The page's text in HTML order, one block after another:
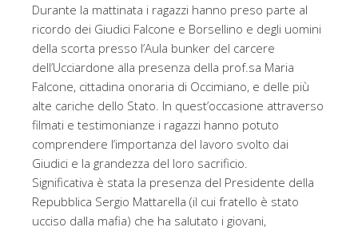
Durante la mattinata i ragazzi hanno preso parte al
ricordo dei Giudici Falcone e Borsellino e degli uomini
della scorta presso l’Aula bunker del carcere
dell’Ucciardone alla presenza della prof.sa Maria
Falcone, cittadina onoraria di Occimiano, e delle più
alte cariche dello Stato. In quest’occasione attraverso
filmati e testimonianze i ragazzi hanno potuto
comprendere l’importanza del lavoro svolto dai
Giudici e la grandezza del loro sacrificio.
Significativa è stata la presenza del Presidente della
Repubblica Sergio Mattarella (il cui fratello è stato
ucciso dalla mafia) che ha salutato i giovani,